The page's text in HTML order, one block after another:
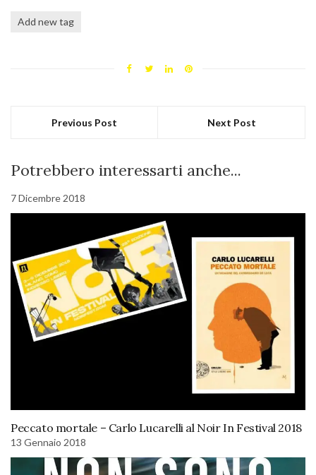
Add new tag
Previous Post Next Post
Potrebbero interessarti anche...
7 Dicembre 2018
Peccato mortale – Carlo Lucarelli al Noir In Festival 2018
13 Gennaio 2018